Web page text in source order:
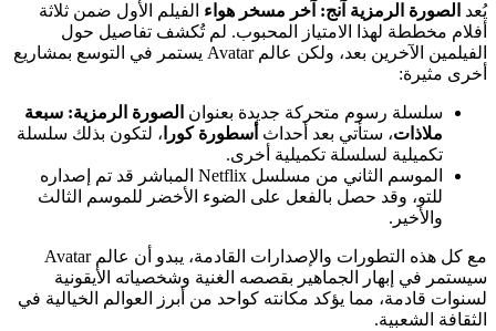
يُعد الصورة الرمزية آنج: آخر مسخر هواء الفيلم الأول ضمن ثلاثة
أفلام مخططة لهذا الامتياز المحبوب. لم تُكشف تفاصيل حول
الفيلمين الآخرين بعد، ولكن عالم Avatar يستمر في التوسع بمشاريع
أخرى مثيرة:
سلسلة رسوم متحركة جديدة بعنوان الصورة الرمزية: سبعة
ملاذات، ستأتي بعد أحداث أسطورة كورا ، لتكون بذلك سلسلة
تكميلية لسلسلة تكميلية أخرى.
الموسم الثاني من مسلسل Netflix المباشر قد تم إصداره
للتو، وقد حصل بالفعل على الضوء الأخضر للموسم الثالث
والأخير.
مع كل هذه التطورات والإصدارات القادمة، يبدو أن عالم Avatar
سيستمر في إبهار الجماهير بقصصه الغنية وشخصياته الأيقونية
لسنوات قادمة، مما يؤكد مكانته كواحد من أبرز العوالم الخيالية في
الثقافة الشعبية.